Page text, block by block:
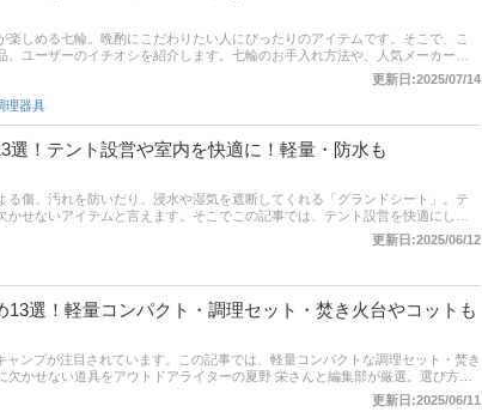
楽しめる七輪。晩酌にこだわりたい人にぴったりのアイテムです。そこで、こ
ユーザーのイチオシを紹介します。七輪のお手入れ方法や、人気メーカーの
める丸型・角型、軽量コンパクトタイプなど、幅広いラインナップでお届けし
イトの人気ランキングや口コミも参考にしてみてくださいね。
更新日:2025/07/14
理器具
選！テント設営や室内を快適に！軽量・防水も
る傷、汚れを防いだり、浸水や湿気を遮断してくれる「グランドシート」。テ
せないアイテムと言えます。そこでこの記事では、テント設営を快適にして
ど、グランドシートの選び方とおすすめ商品をご紹介します。テント生活をよ
、たくさんの製品があって迷ってしまいますね。記事後半には、グランドシー
新人気ランキングやスペック比較表もありますので、ぜひチェックしてみて
更新日:2025/06/12
13選！軽量コンパクト・調理セット・焚き火台やコットも
ンプが注目されています。この記事では、軽量コンパクトな調理セット・焚き
かせない道具をアウトドアライターの夏野 栄さんと編集部が厳選。選び方の
やヤフーの人気売れ筋ランキングや口コミもありますのでぜひ参考にして
更新日:2025/06/11